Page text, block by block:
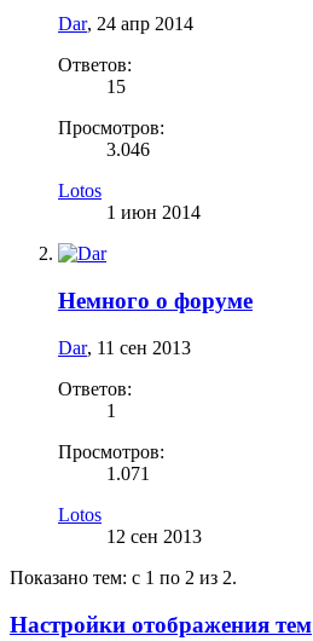
Dar, 24 апр 2014
Ответов:
15
Просмотров:
3.046
Lotos
1 июн 2014
Немного о форуме
Dar, 11 сен 2013
Ответов:
1
Просмотров:
1.071
Lotos
12 сен 2013
Показано тем: с 1 по 2 из 2.
Настройки отображения тем